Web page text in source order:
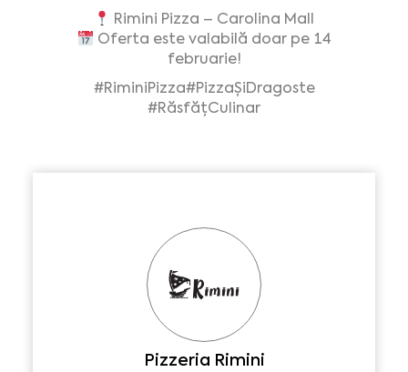
Rimini Pizza – Carolina Mall
Oferta este valabilă doar pe 14
februarie!
#RiminiPizza#PizzaȘiDragoste
#RăsfățCulinar
Pizzeria Rimini